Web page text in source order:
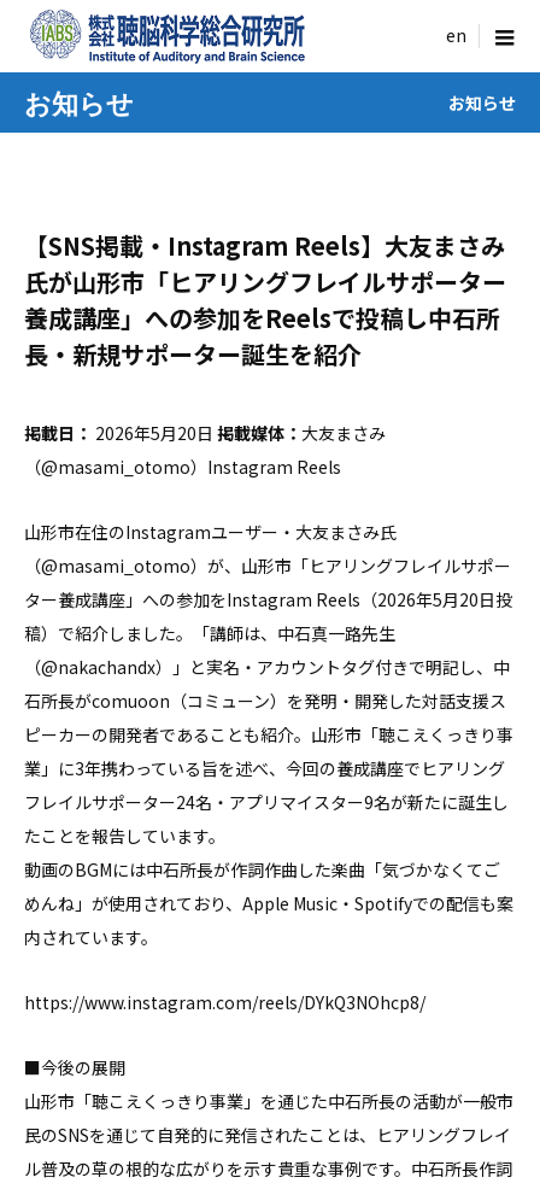
menu
お知らせ お知らせ
【SNS掲載・Instagram Reels】大友まさみ
氏が山形市「ヒアリングフレイルサポーター
養成講座」への参加をReelsで投稿し中石所
長・新規サポーター誕生を紹介
掲載日： 2026年5月20日 掲載媒体： 大友まさみ
（@masami_otomo）Instagram Reels
山形市在住のInstagramユーザー・大友まさみ氏
（@masami_otomo）が、山形市「ヒアリングフレイルサポー
ター養成講座」への参加をInstagram Reels（2026年5月20日投
稿）で紹介しました。「講師は、中石真一路先生
（@nakachandx）」と実名・アカウントタグ付きで明記し、中
石所長がcomuoon（コミューン）を発明・開発した対話支援ス
ピーカーの開発者であることも紹介。山形市「聴こえくっきり事
業」に3年携わっている旨を述べ、今回の養成講座でヒアリング
フレイルサポーター24名・アプリマイスター9名が新たに誕生し
たことを報告しています。
動画のBGMには中石所長が作詞作曲した楽曲「気づかなくてご
めんね」が使用されており、Apple Music・Spotifyでの配信も案
内されています。
https://www.instagram.com/reels/DYkQ3NOhcp8/
■今後の展開
山形市「聴こえくっきり事業」を通じた中石所長の活動が一般市
民のSNSを通じて自発的に発信されたことは、ヒアリングフレイ
ル普及の草の根的な広がりを示す貴重な事例です。中石所長作詞